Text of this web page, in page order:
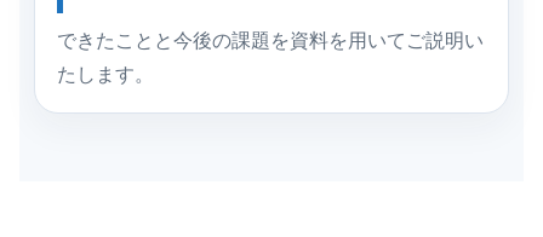
できたことと今後の課題を資料を用いてご説明い
たします。